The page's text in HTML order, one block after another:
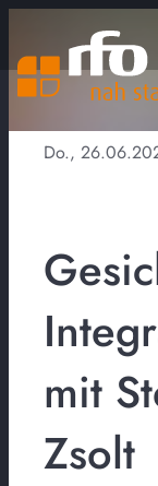
Do.,
mit
Zsolt